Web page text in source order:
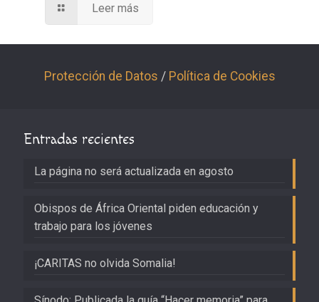
Leer más
Protección de Datos / Política de Cookies
Entradas recientes
La página no será actualizada en agosto
Obispos de África Oriental piden educación y
trabajo para los jóvenes
¡CARITAS no olvida Somalia!